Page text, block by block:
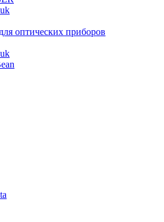
оптических приборов